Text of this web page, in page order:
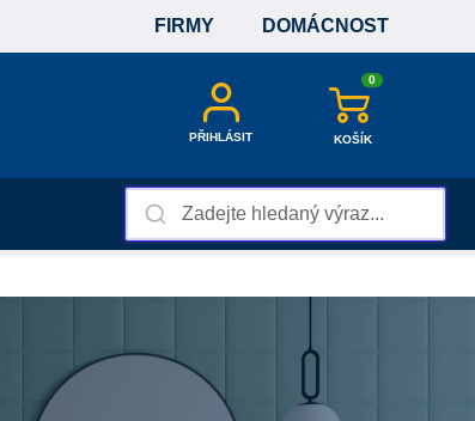
FIRMY DOMÁCNOST
PŘIHLÁSIT
0
KOŠÍK